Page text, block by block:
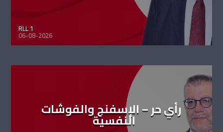
RLL 1
06-08-2026
رأي حر – الإسفنج والفوشات
النفسية